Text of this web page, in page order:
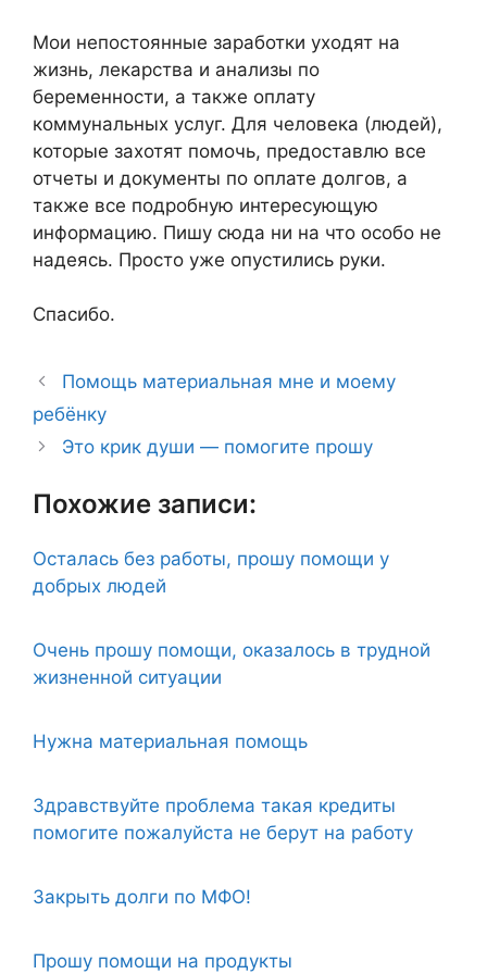
Мои непостоянные заработки уходят на
жизнь, лекарства и анализы по
беременности, а также оплату
коммунальных услуг. Для человека (людей),
которые захотят помочь, предоставлю все
отчеты и документы по оплате долгов, а
также все подробную интересующую
информацию. Пишу сюда ни на что особо не
надеясь. Просто уже опустились руки.
Спасибо.
Помощь материальная мне и моему
ребёнку
Это крик души — помогите прошу
Похожие записи:
Осталась без работы, прошу помощи у
добрых людей
Очень прошу помощи, оказалось в трудной
жизненной ситуации
Нужна материальная помощь
Здравствуйте проблема такая кредиты
помогите пожалуйста не берут на работу
Закрыть долги по МФО!
Прошу помощи на продукты